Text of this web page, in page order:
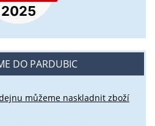
DO PARDUBIC
můžeme naskladnit zboží